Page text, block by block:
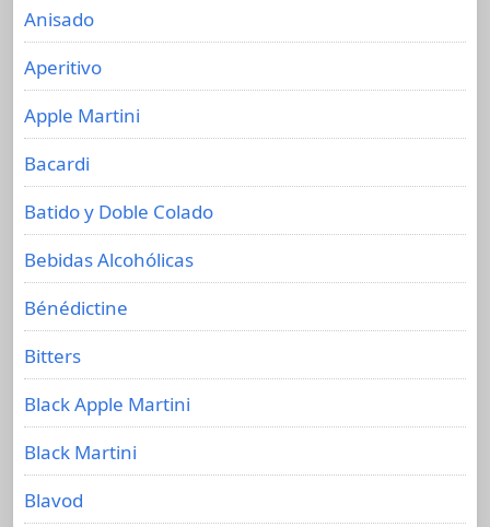
Anisado
Aperitivo
Apple Martini
Bacardi
Batido y Doble Colado
Bebidas Alcohólicas
Bénédictine
Bitters
Black Apple Martini
Black Martini
Blavod